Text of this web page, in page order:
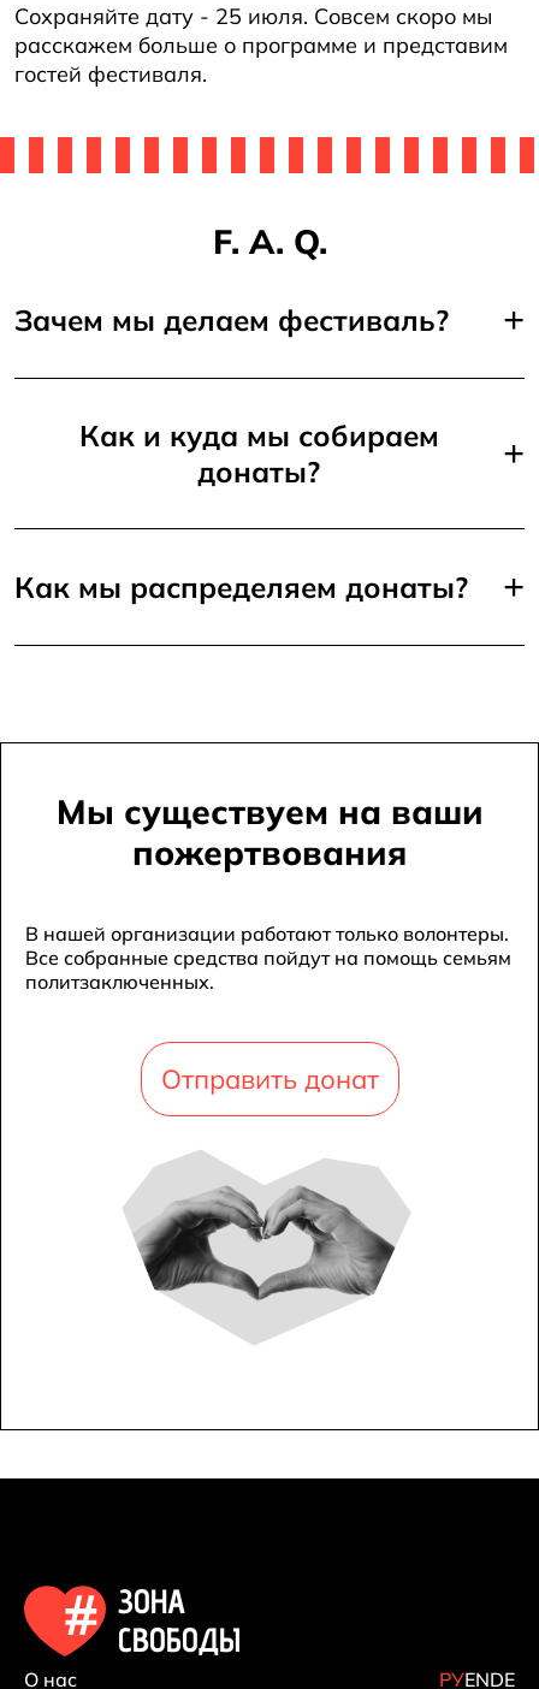
Сохраняйте дату - 25 июля. Совсем скоро мы
расскажем больше о программе и представим
гостей фестиваля.
F. A. Q.
Зачем мы делаем фестиваль? +
Как и куда мы собираем
донаты?
+
Как мы распределяем донаты? +
Мы существуем на ваши
пожертвования
В нашей организации работают только волонтеры.
Все собранные средства пойдут на помощь семьям
политзаключенных.
Отправить донат
ЗОНА
СВОБОДЫ
О нас РУENDE